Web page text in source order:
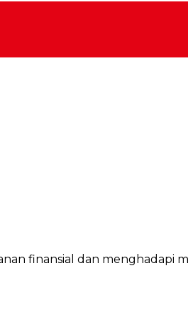
finansial dan menghadapi